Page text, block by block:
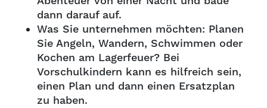
dann darauf auf.
Was Sie unternehmen möchten: Planen
Sie Angeln, Wandern, Schwimmen oder
Kochen am Lagerfeuer? Bei
Vorschulkindern kann es hilfreich sein,
einen Plan und dann einen Ersatzplan
zu haben.